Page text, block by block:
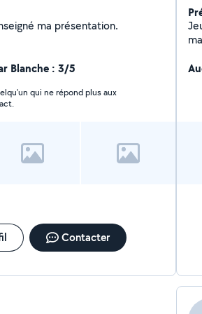
Je n'ai pas encore renseigné ma présentation.
Blanche : 3/5
qui ne répond plus aux
Contacter